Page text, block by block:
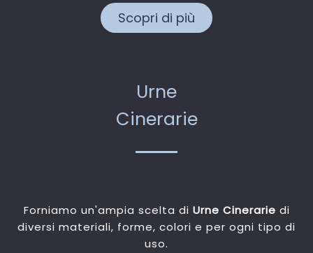
Scopri di più
Urne
Cinerarie
Forniamo un'ampia scelta di Urne Cinerarie di
diversi materiali, forme, colori e per ogni tipo di
uso.